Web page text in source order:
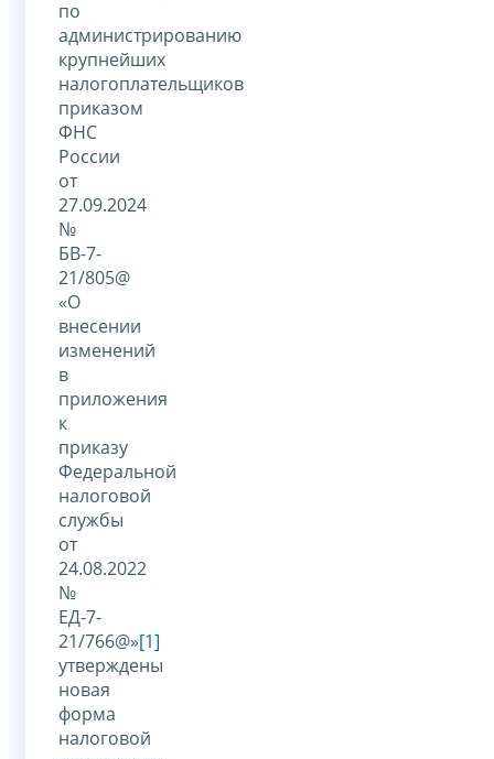
по
администрированию
крупнейших
налогоплательщиков
приказом
ФНС
России
от
27.09.2024
№
БВ-7-
21/805@
«О
внесении
изменений
в
приложения
к
приказу
Федеральной
налоговой
службы
от
24.08.2022
№
ЕД-7-
21/766@»[1]
утверждены
новая
форма
налоговой